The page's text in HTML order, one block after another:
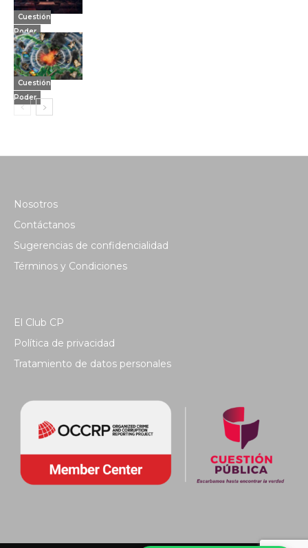
Cuestión
Poder
Cuestión
Poder
Nosotros
Contáctanos
Sugerencias de confidencialidad
Términos y Condiciones
El Club CP
Política de privacidad
Tratamiento de datos personales